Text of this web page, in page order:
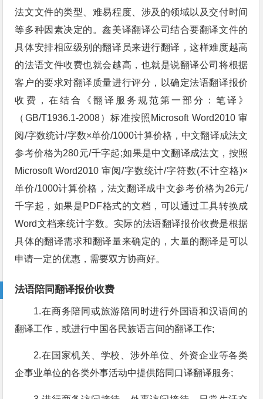
法文文件的类型、难易程度、涉及的领域以及交付时间
等多种因素决定的。鑫美译翻译公司结合要翻译文件的
具体安排相应级别的翻译员来进行翻译，这样难度越高
的法语文件收费也就会越高，也就是说翻译公司将根据
客户的要求对翻译质量进行评分，以确定法语翻译报价
收费，在结合《翻译服务规范第一部分：笔译》
（GB/T1936.1-2008）标准按照Microsoft Word2010 审
阅/字数统计/字数×单价/1000计算价格，中文翻译成法文
参考价格为280元/千字起;如果是中文翻译成法文，按照
Microsoft Word2010 审阅/字数统计/字符数(不计空格)×
单价/1000计算价格，法文翻译成中文参考价格为26元/
千字起，如果是PDF格式的文档，可以通过工具转换成
Word文档来统计字数。实际的法语翻译报价收费是根据
具体的翻译需求和翻译量来确定的，大量的翻译是可以
申请一定的优惠，需要双方协商好。
法语陪同翻译报价收费
1.在商务陪同或旅游陪同时进行外国语和汉语间的
翻译工作，或进行中国各民族语言间的翻译工作;
2.在国家机关、学校、涉外单位、外资企业等各类
企事业单位的各类外事活动中提供陪同口译翻译服务;